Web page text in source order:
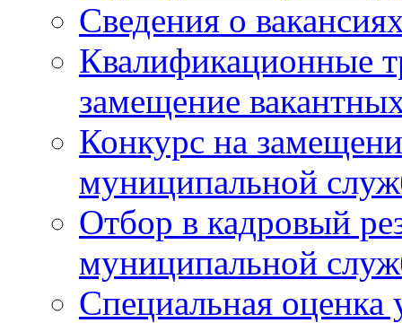
Сведения о
Квалификационные
замещение
Конкурс на
муниципальной
Отбор в кадровый
муниципальной
Специальная оценка